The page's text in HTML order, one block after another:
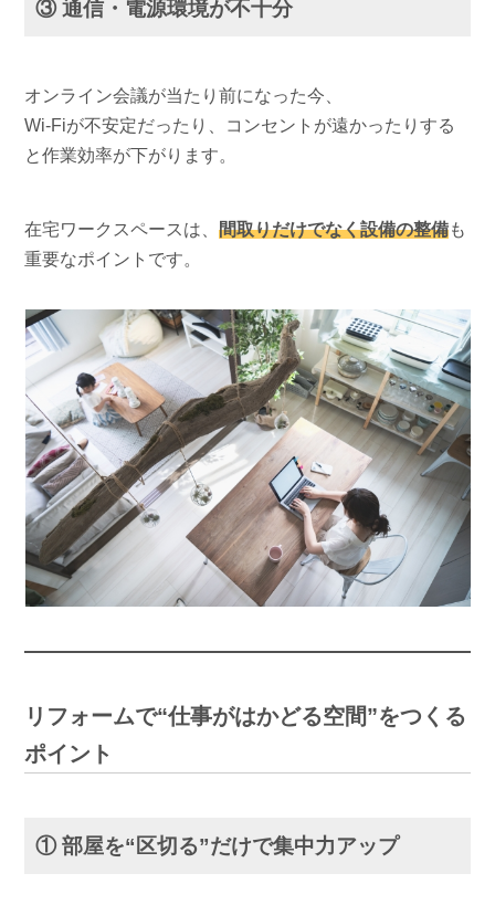
③ 通信・電源環境が不十分
オンライン会議が当たり前になった今、
Wi-Fiが不安定だったり、コンセントが遠かったりする
と作業効率が下がります。
在宅ワークスペースは、間取りだけでなく設備の整備も
重要なポイントです。
リフォームで“仕事がはかどる空間”をつくる
ポイント
① 部屋を“区切る”だけで集中力アップ